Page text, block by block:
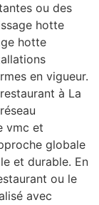
ou des
hotte
hotte
en vigueur.
à La
vmc et
globale
et durable. En
ou le
avec